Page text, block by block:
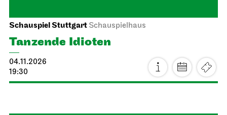
Schauspiel Stuttgart Schauspielhaus
Tanzende Idioten
04.11.2026
19:30